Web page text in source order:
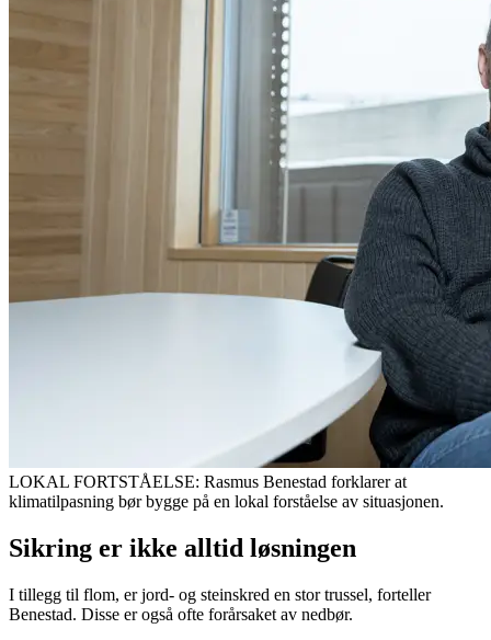
LOKAL FORTSTÅELSE: Rasmus Benestad forklarer at
klimatilpasning bør bygge på en lokal forståelse av situasjonen.
Sikring er ikke alltid løsningen
I tillegg til flom, er jord- og steinskred en stor trussel, forteller
Benestad. Disse er også ofte forårsaket av nedbør.